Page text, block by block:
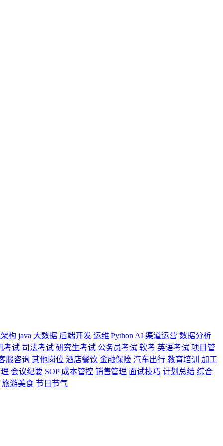
架构 java 大数据 后端开发 运维 Python AI 渠道运营 数据分析
考试 司法考试 研究生考试 公务员考试 软考 英语考试 项目管
服咨询 其他岗位 酒店餐饮 金融保险 汽车出行 教育培训
加工
会议纪要 SOP 成本管控 销售管理 面试技巧 计划总结 综合
旅游美食 节日节气